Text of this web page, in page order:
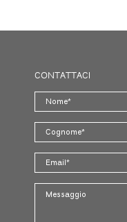
CONTATTACI